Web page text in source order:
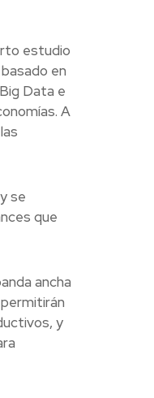
estudio
en
Data e
A
se
que
ancha
y